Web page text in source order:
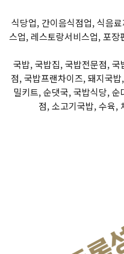
식당업, 간이음식점업, 식음
스업, 레스토랑서비스업, 포장
국밥, 국밥집, 국밥전문점,
점, 국밥프랜차이즈, 돼지국
밀키트, 순댓국, 국밥식당,
점, 소고기국밥, 수육,